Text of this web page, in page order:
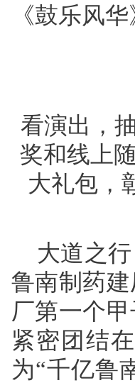
《鼓乐风
看演出，
奖和线上
大礼包，
大道之
鲁南制药
厂第一个
紧密团结
为“千亿鲁